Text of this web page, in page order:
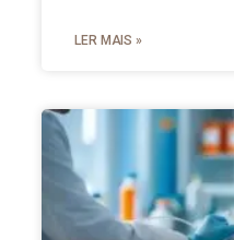
LER MAIS »